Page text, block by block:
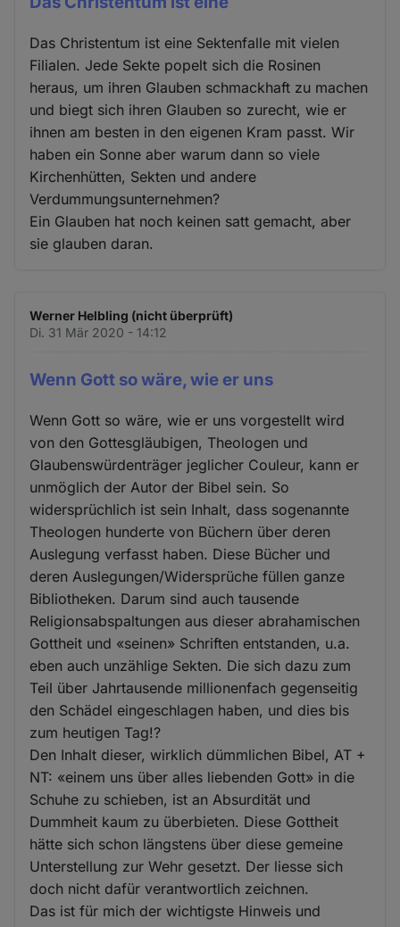
Das Christentum ist eine Sektenfalle mit vielen
Filialen. Jede Sekte popelt sich die Rosinen
heraus, um ihren Glauben schmackhaft zu machen
und biegt sich ihren Glauben so zurecht, wie er
ihnen am besten in den eigenen Kram passt. Wir
haben ein Sonne aber warum dann so viele
Kirchenhütten, Sekten und andere
Verdummungsunternehmen?
Ein Glauben hat noch keinen satt gemacht, aber
sie glauben daran.
Werner Helbling (nicht überprüft)
Di. 31 Mär 2020 - 14:12
Wenn Gott so wäre, wie er uns
Wenn Gott so wäre, wie er uns vorgestellt wird
von den Gottesgläubigen, Theologen und
Glaubenswürdenträger jeglicher Couleur, kann er
unmöglich der Autor der Bibel sein. So
widersprüchlich ist sein Inhalt, dass sogenannte
Theologen hunderte von Büchern über deren
Auslegung verfasst haben. Diese Bücher und
deren Auslegungen/Widersprüche füllen ganze
Bibliotheken. Darum sind auch tausende
Religionsabspaltungen aus dieser abrahamischen
Gottheit und «seinen» Schriften entstanden, u.a.
eben auch unzählige Sekten. Die sich dazu zum
Teil über Jahrtausende millionenfach gegenseitig
den Schädel eingeschlagen haben, und dies bis
zum heutigen Tag!?
Den Inhalt dieser, wirklich dümmlichen Bibel, AT +
NT: «einem uns über alles liebenden Gott» in die
Schuhe zu schieben, ist an Absurdität und
Dummheit kaum zu überbieten. Diese Gottheit
hätte sich schon längstens über diese gemeine
Unterstellung zur Wehr gesetzt. Der liesse sich
doch nicht dafür verantwortlich zeichnen.
Das ist für mich der wichtigste Hinweis und